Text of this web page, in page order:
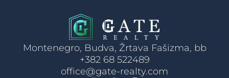
Montenegro, Budva, Žrtava Fašizma, bb
+382 68 522489
office@gate-realty.com